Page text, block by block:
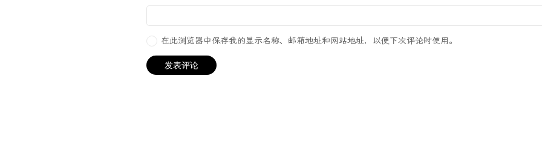
在此浏览器中保存我的显示名称、邮箱地址和网站地址，以便下次评论时使用。